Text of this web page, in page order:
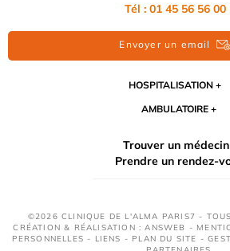
Tél : 01 45 56 56 00
Envoyer un email
HOSPITALISATION
AMBULATOIRE
Trouver un
Prendre un rendez-
©2026 CLINIQUE DE L'ALMA PARIS7 -
CRÉATION & RÉALISATION : ANSWEB -
PERSONNELLES - LIENS - PLAN DU SITE -